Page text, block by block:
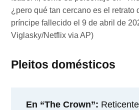
¿pero qué tan cercano es el retrato
príncipe fallecido el 9 de abril de
Viglasky/Netflix via AP)
Pleitos domésticos
En “The Crown”: